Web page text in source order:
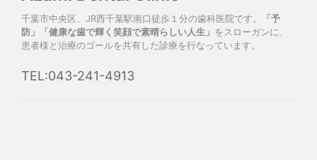
千葉市中央区、JR西千葉駅南口徒歩１分の歯科医院です。
「予
防」「健康な歯で輝く笑顔で素晴らしい人生」 をスローガンに、
患者様と治療のゴールを共有した診療を行なっています。
TEL:043-241-4913